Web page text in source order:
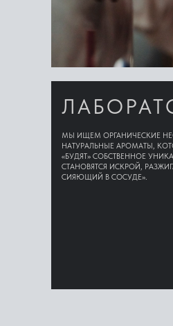
МЫ ИЩЕМ ОРГАНИЧЕСКИЕ
НАТУРАЛЬНЫЕ АРОМАТЫ,
«БУДЯТ» СОБСТВЕННОЕ
СТАНОВЯТСЯ ИСКРОЙ,
СИЯЮЩИЙ В СОСУДЕ».